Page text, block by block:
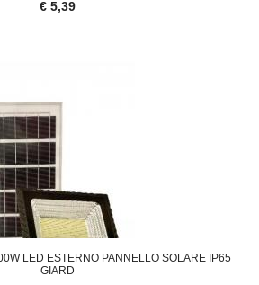
€ 5,39
LED ESTERNO PANNELLO SOLARE IP65
GIARD